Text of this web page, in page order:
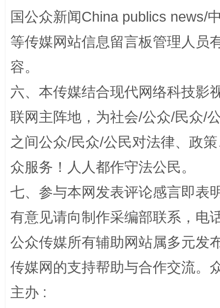
漫山遍野的桃花与雪山、麦地、白藏房 除
招工难、用工荒背后
国公众新闻China publics news/
等传媒网站信息留言板管理人员
容。
六、本传媒结合现代网络科技影
联网主阵地，为社会/公众/民众/
之间公众/民众/公民对法律、政
众服务！人人都作守法公民。
七、参与本网发表评论感言即表
有意见请向制作采编部联系，电
公众传媒所有辅助网站属多元发
传媒网的支持帮助与合作交流。
主办 :